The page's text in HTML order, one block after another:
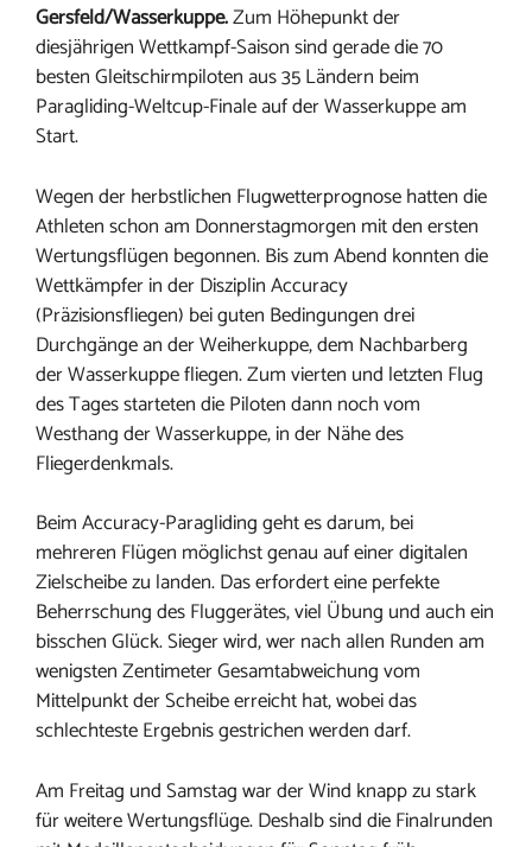
Gersfeld/Wasserkuppe.Zum Höhepunkt der
diesjährigen Wettkampf-Saison sind gerade die 70
besten Gleitschirmpiloten aus 35 Ländern beim
Paragliding-Weltcup-Finale auf der Wasserkuppe am
Start.
Wegen der herbstlichen Flugwetterprognose hatten die
Athleten schon am Donnerstagmorgen mit den ersten
Wertungsflügen begonnen. Bis zum Abend konnten die
Wettkämpfer in der Disziplin Accuracy
(Präzisionsfliegen) bei guten Bedingungen drei
Durchgänge an der Weiherkuppe, dem Nachbarberg
der Wasserkuppe fliegen. Zum vierten und letzten Flug
des Tages starteten die Piloten dann noch vom
Westhang der Wasserkuppe, in der Nähe des
Fliegerdenkmals.
Beim Accuracy-Paragliding geht es darum, bei
mehreren Flügen möglichst genau auf einer digitalen
Zielscheibe zu landen. Das erfordert eine perfekte
Beherrschung des Fluggerätes, viel Übung und auch ein
bisschen Glück. Sieger wird, wer nach allen Runden am
wenigsten Zentimeter Gesamtabweichung vom
Mittelpunkt der Scheibe erreicht hat, wobei das
schlechteste Ergebnis gestrichen werden darf.
Am Freitag und Samstag war der Wind knapp zu stark
für weitere Wertungsflüge. Deshalb sind die Finalrunden